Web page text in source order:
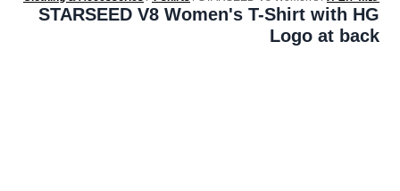
T-Shirt with HG Logo at back
STARSEED V8 Women's T-Shirt with HG
Logo at back